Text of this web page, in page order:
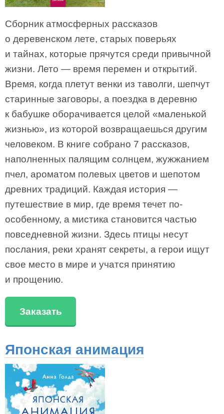
Сборник атмосферных рассказов
о деревенском лете, старых поверьях
и тайнах, которые прячутся среди привычной
жизни. Лето — время перемен и открытий.
Время, когда плетут венки из таволги, шепчут
старинные заговоры, а поездка в деревню
к бабушке оборачивается целой «маленькой
жизнью», из которой возвращаешься другим
человеком. В книге собрано 7 рассказов,
наполненных палящим солнцем, жужжанием
пчел, ароматом полевых цветов и шепотом
древних традиций. Каждая история —
путешествие в мир, где время течет по-
особенному, а мистика становится частью
повседневной жизни. Здесь птицы несут
послания, реки хранят секреты, а герои ищут
свое место в мире и учатся принятию
и прощению.
Заказать
Японская анимация